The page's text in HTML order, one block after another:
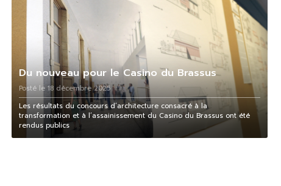
Du nouveau pour le Casino du Brassus
Posté le 18 décembre 2025
Les résultats du concours d’architecture consacré à la
transformation et à l’assainissement du Casino du Brassus ont été
rendus publics